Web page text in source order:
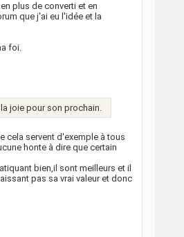
plus de converti et en
que j'ai eu l'idée et la
foi.
joie pour son prochain.
cela servent d'exemple à tous
honte à dire que certain
bien,il sont meilleurs et il
pas sa vrai valeur et donc